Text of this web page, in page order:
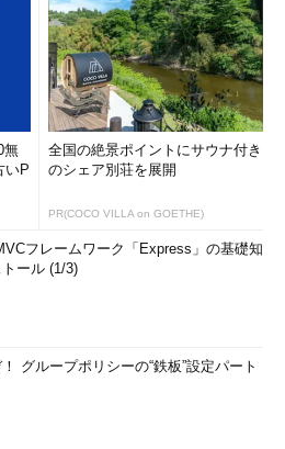
無
いP
全国の絶景ポイントにサウナ付き
のシェア別荘を展開
PR(COCO VILLA on GOETHE)
フレームワーク「Express」の基礎知
ール (1/3)
グループポリシーの“鉄板”設定パート